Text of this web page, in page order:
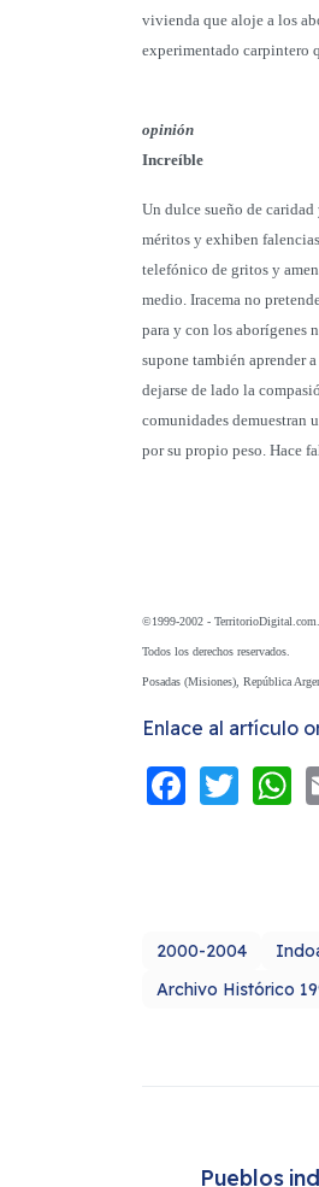
vivienda que aloje a los
experimentado carpintero
opinión
Increíble
Un dulce sueño de
méritos y exhiben
telefónico de gritos y
medio. Iracema no
para y con los aborígenes
supone también aprender
dejarse de lado la
comunidades demuestran
por su propio peso. Hace
©1999-2002 - TerritorioDigital.com.
Todos los derechos reservados.
Posadas (Misiones), República
Enlace al artículo
2000-2004
Archivo Histórico
Pueblos